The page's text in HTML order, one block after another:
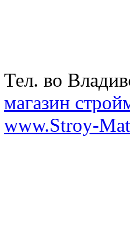
Тел. во
магазин
www.Stroy-